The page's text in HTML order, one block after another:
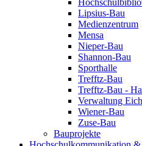
Lipsius-Bau
Medienzentrum
Mensa
Nieper-Bau
Shannon-Bau
Sporthalle
Trefftz-Bau
Trefftz-Bau -
Verwaltung
Wiener-Bau
Zuse-Bau
Bauprojekte